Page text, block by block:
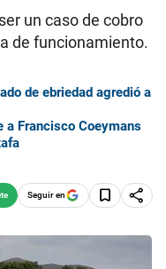
un caso de cobro
de funcionamiento.
de ebriedad agredió a
a Francisco Coeymans
Seguir en